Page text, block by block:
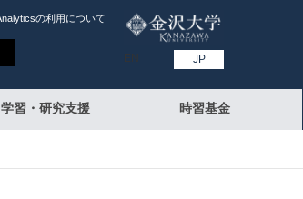
の利⽤について
EN JP
学習・研究支援 時習基金